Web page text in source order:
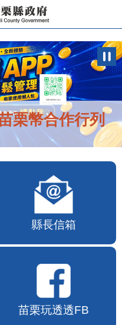
栗幣合作行列
縣長信箱
苗栗玩透透FB